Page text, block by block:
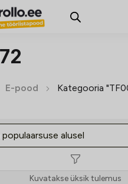
E-pood Kategooria
Kuvatakse üksik tulemus